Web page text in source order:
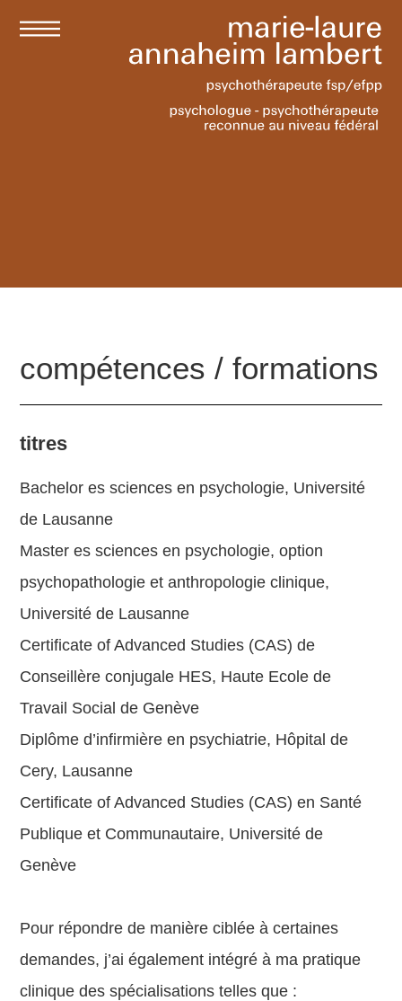
compétences / formations
titres
Bachelor es sciences en psychologie, Université
de Lausanne
Master es sciences en psychologie, option
psychopathologie et anthropologie clinique,
Université de Lausanne
Certificate of Advanced Studies (CAS) de
Conseillère conjugale HES, Haute Ecole de
Travail Social de Genève
Diplôme d’infirmière en psychiatrie, Hôpital de
Cery, Lausanne
Certificate of Advanced Studies (CAS) en Santé
Publique et Communautaire, Université de
Genève
Pour répondre de manière ciblée à certaines
demandes, j’ai également intégré à ma pratique
clinique des spécialisations telles que :